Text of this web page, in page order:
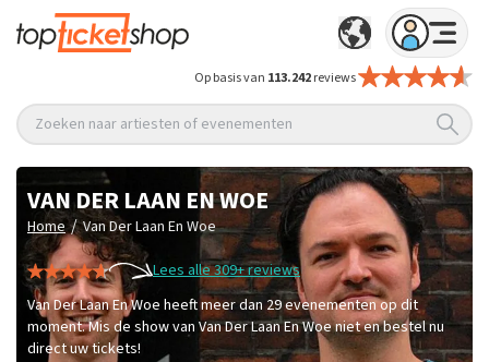
Op basis van 113.242reviews
Zoeken naar artiesten of evenementen
VAN DER LAAN EN WOE
Home / Van Der Laan En Woe
Lees alle 309+ reviews
Van Der Laan En Woe heeft meer dan 29 evenementen op dit
moment. Mis de show van Van Der Laan En Woe niet en bestel nu
direct uw tickets!